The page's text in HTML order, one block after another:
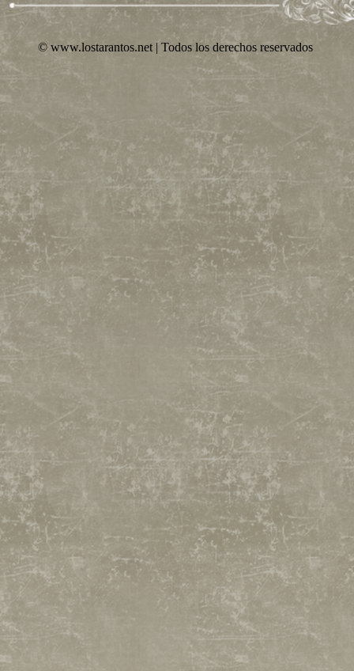
© www.lostarantos.net | Todos los derechos reservados